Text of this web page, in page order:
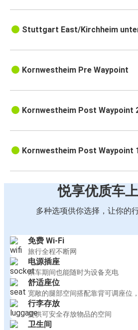
Stuttgart East/Kirchheim
Kornwestheim Pre Waypoint
Kornwestheim Post Waypoint
Kornwestheim Post Waypoint
悦享优质车
多种选项供你选择，让你的
免费 Wi-Fi
旅行全程不断网
电源插座
乘车期间也能随时为设备充电
舒适座位
宽敞的腿部空间搭配靠背可调座位
行李存放
提供可安全存放物品的空间
卫生间